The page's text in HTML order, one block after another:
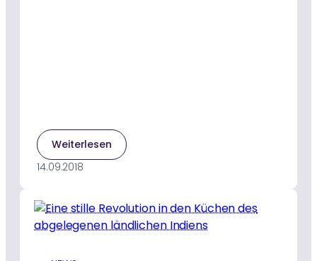
Weiterlesen:
Ein
zur
Ermächtigung
der
14.09.2018